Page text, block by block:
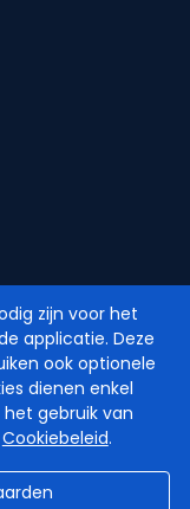
zijn voor het
applicatie. Deze
ook optionele
dienen enkel
gebruik van
Cookiebeleid.